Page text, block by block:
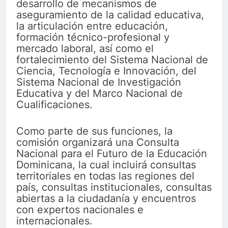
desarrollo de mecanismos de
aseguramiento de la calidad educativa,
la articulación entre educación,
formación técnico-profesional y
mercado laboral, así como el
fortalecimiento del Sistema Nacional de
Ciencia, Tecnología e Innovación, del
Sistema Nacional de Investigación
Educativa y del Marco Nacional de
Cualificaciones.
Como parte de sus funciones, la
comisión organizará una Consulta
Nacional para el Futuro de la Educación
Dominicana, la cual incluirá consultas
territoriales en todas las regiones del
país, consultas institucionales, consultas
abiertas a la ciudadanía y encuentros
con expertos nacionales e
internacionales.